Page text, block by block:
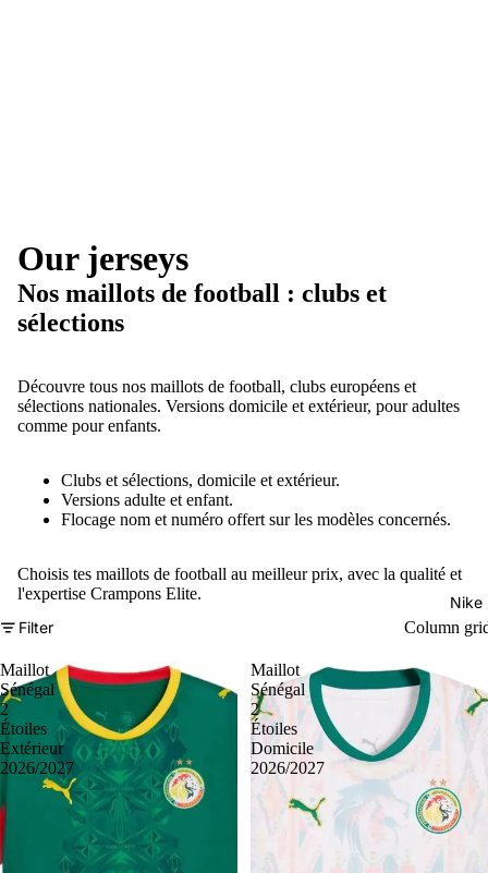
Nike
Our jerseys
Nos maillots de football : clubs et
sélections
Découvre tous nos maillots de football, clubs européens et
sélections nationales. Versions domicile et extérieur, pour adultes
comme pour enfants.
Clubs et sélections, domicile et extérieur.
Versions adulte et enfant.
Flocage nom et numéro offert sur les modèles concernés.
Choisis tes maillots de football au meilleur prix, avec la qualité et
l'expertise Crampons Elite.
Filter
Column
Maillot
Sénégal
2
Étoiles
Extérieur
2026/2027
Maillot
Sénégal
2
Étoiles
Domicile
2026/2027